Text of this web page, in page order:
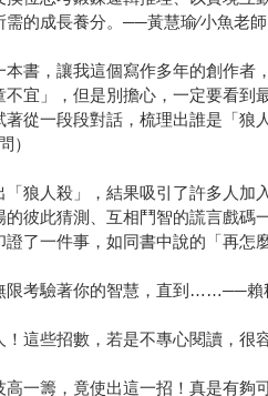
的成長養分。──黃慧瑜∕小魚老
書，讓我這個寫作多年的創作者
宜」，但是別擔心，一定要看
從一段段對話，梳理出誰是「
）
狼人殺」，結果吸引了許多人
此猜測、互相鬥智的謊言戲碼
了一件事，如同書中說的「再
考驗著你的智慧，直到……──賴
這些招數，若是不專心閱讀，很
一籌，竟使出這一招！真是有夠